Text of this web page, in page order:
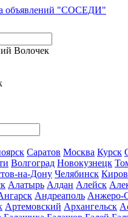
Волочек
Саратов Москва Курск
Волгоград Новокузнецк
на-Дону Челябинск Киров
Алатырь Алдан Алейск
Андреаполь Анжеро-
Артемовский Архангельск